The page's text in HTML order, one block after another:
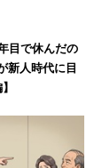
目で休んだの
新人時代に目